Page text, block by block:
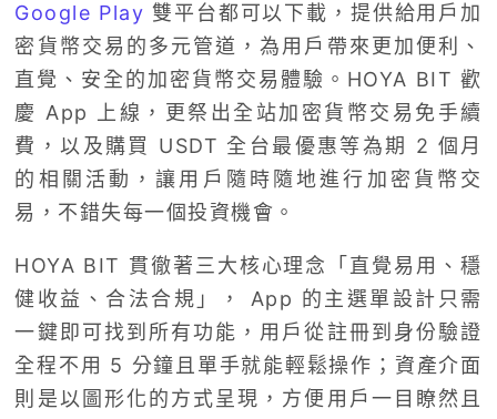
Google Play 雙平台都可以下載，提供給用戶加
密貨幣交易的多元管道，為用戶帶來更加便利、
直覺、安全的加密貨幣交易體驗。HOYA BIT 歡
慶 App 上線，更祭出全站加密貨幣交易免手續
費，以及購買 USDT 全台最優惠等為期 2 個月
的相關活動，讓用戶隨時隨地進行加密貨幣交
易，不錯失每一個投資機會。
HOYA BIT 貫徹著三大核心理念「直覺易用、穩
健收益、合法合規」， App 的主選單設計只需
一鍵即可找到所有功能，用戶從註冊到身份驗證
全程不用 5 分鐘且單手就能輕鬆操作；資產介面
則是以圖形化的方式呈現，方便用戶一目瞭然且